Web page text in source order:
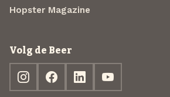
Hopster Magazine
Volg de Beer